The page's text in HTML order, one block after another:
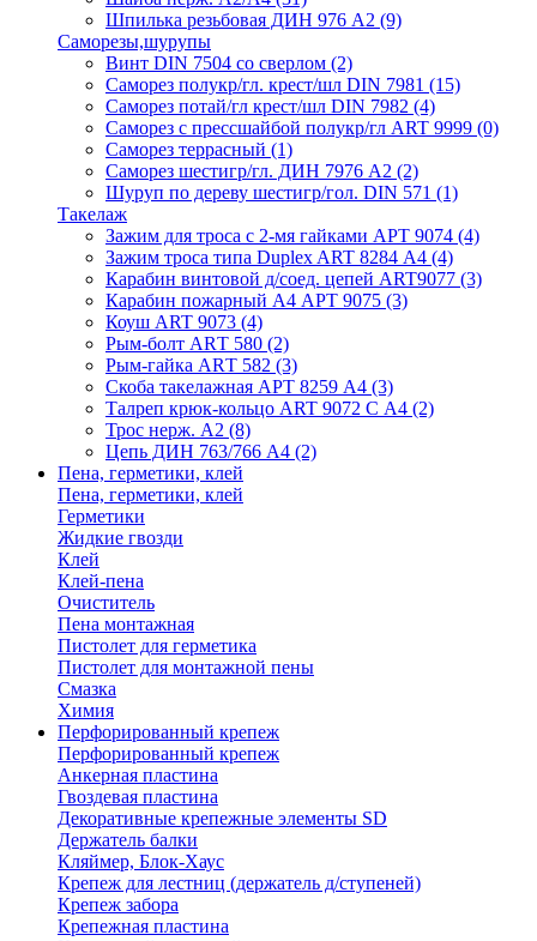
Шпилька резьбовая ДИН 976 А2 (9)
Саморезы,шурупы
Винт DIN 7504 со сверлом (2)
Саморез полукр/гл. крест/шл DIN 7981 (15)
Саморез потай/гл крест/шл DIN 7982 (4)
Саморез с прессшайбой полукр/гл ART 9999 (0)
Саморез террасный (1)
Саморез шестигр/гл. ДИН 7976 А2 (2)
Шуруп по дереву шестигр/гол. DIN 571 (1)
Такелаж
Зажим для троса с 2-мя гайками АРТ 9074 (4)
Зажим троса типа Duplex ART 8284 А4 (4)
Карабин винтовой д/соед. цепей ART9077 (3)
Карабин пожарный А4 АРТ 9075 (3)
Коуш ART 9073 (4)
Рым-болт АRТ 580 (2)
Рым-гайка АRТ 582 (3)
Скоба такелажная АРТ 8259 А4 (3)
Талреп крюк-кольцо ART 9072 С A4 (2)
Трос нерж. А2 (8)
Цепь ДИН 763/766 А4 (2)
Пена, герметики, клей
Пена, герметики, клей
Герметики
Жидкие гвозди
Клей
Клей-пена
Очиститель
Пена монтажная
Пистолет для герметика
Пистолет для монтажной пены
Смазка
Химия
Перфорированный крепеж
Перфорированный крепеж
Анкерная пластина
Гвоздевая пластина
Декоративные крепежные элементы SD
Держатель балки
Кляймер, Блок-Хаус
Крепеж для лестниц (держатель д/ступеней)
Крепеж забора
Крепежная пластина